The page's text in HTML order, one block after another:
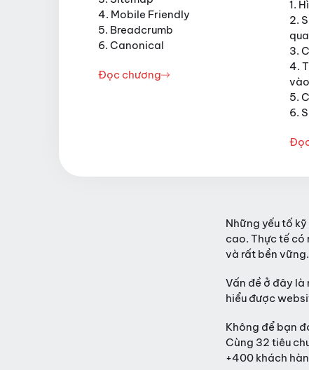
4. Mobile Friendly
5. Breadcrumb
6. Canonical
Đọc chương
1.
2.
3.
4.
5.
6.
Những yếu tố
cao. Thực tế có
và rất bền vững.
Vấn đề ở đây là
hiểu được
Không để bạn
Cùng 32 tiêu
+400 khách